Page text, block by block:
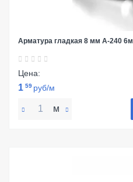
Арматура гладкая 8 мм А-240 6м
Цена:
1 59 руб/м
м